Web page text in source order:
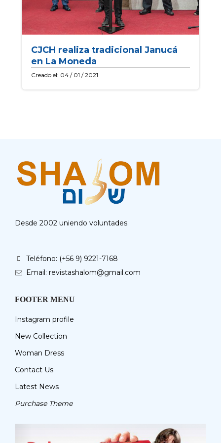
CJCH realiza tradicional Janucá
en La Moneda
Creado el: 04 / 01 / 2021
Desde 2002 uniendo voluntades.
Teléfono: (+56 9) 9221-7168
Email: revistashalom@gmail.com
FOOTER MENU
Instagram profile
New Collection
Woman Dress
Contact Us
Latest News
Purchase Theme